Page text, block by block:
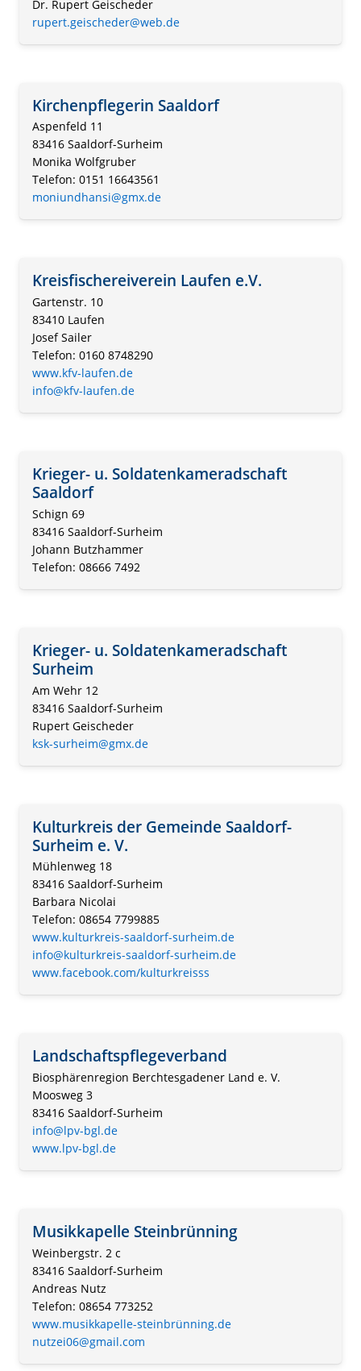
Dr. Rupert Geischeder
rupert.geischeder@web.de
Kirchenpflegerin Saaldorf
Aspenfeld 11
83416 Saaldorf-Surheim
Monika Wolfgruber
Telefon: 0151 16643561
moniundhansi@gmx.de
Kreisfischereiverein Laufen e.V.
Gartenstr. 10
83410 Laufen
Josef Sailer
Telefon: 0160 8748290
www.kfv-laufen.de
info@kfv-laufen.de
Krieger- u. Soldatenkameradschaft
Saaldorf
Schign 69
83416 Saaldorf-Surheim
Johann Butzhammer
Telefon: 08666 7492
Krieger- u. Soldatenkameradschaft
Surheim
Am Wehr 12
83416 Saaldorf-Surheim
Rupert Geischeder
ksk-surheim@gmx.de
Kulturkreis der Gemeinde Saaldorf-
Surheim e. V.
Mühlenweg 18
83416 Saaldorf-Surheim
Barbara Nicolai
Telefon: 08654 7799885
www.kulturkreis-saaldorf-surheim.de
info@kulturkreis-saaldorf-surheim.de
www.facebook.com/kulturkreisss
Landschaftspflegeverband
Biosphärenregion Berchtesgadener Land e. V.
Moosweg 3
83416 Saaldorf-Surheim
info@lpv-bgl.de
www.lpv-bgl.de
Musikkapelle Steinbrünning
Weinbergstr. 2 c
83416 Saaldorf-Surheim
Andreas Nutz
Telefon: 08654 773252
www.musikkapelle-steinbrünning.de
nutzei06@gmail.com